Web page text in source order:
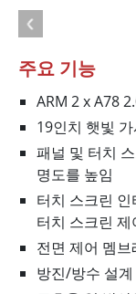
주요 기능
ARM 2 x A78
19인치 햇빛
패널 및 터치
명도를 높임
터치 스크린
터치 스크린 제
전면 제어 멤
방진/방수 설